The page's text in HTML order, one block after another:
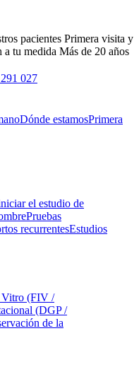
pacientes Primera visita y
a tu medida Más de 20 años
027
Dónde estamosPrimera
el estudio de
Pruebas
recurrentesEstudios
Vitro (FIV /
(DGP /
de la